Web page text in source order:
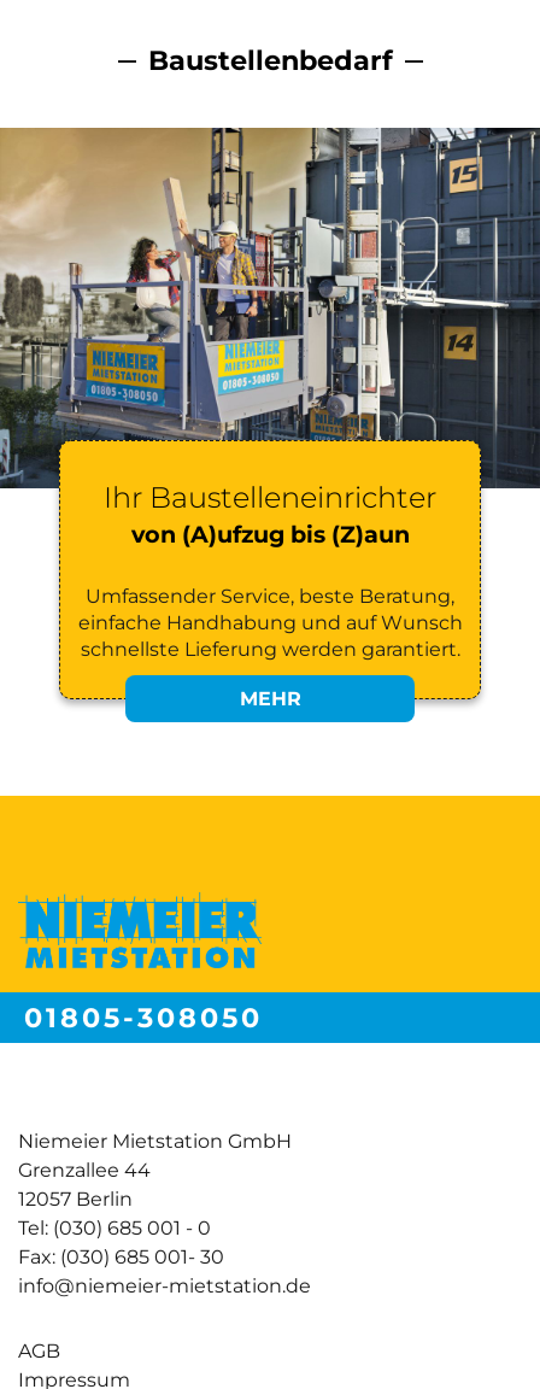
Baustellenbedarf
Ihr Baustelleneinrichter
von (A)ufzug bis (Z)aun
Umfassender Service, beste Beratung,
einfache Handhabung und auf Wunsch
schnellste Lieferung werden garantiert.
MEHR
01805-308050
Niemeier Mietstation GmbH
Grenzallee 44
12057 Berlin
Tel: (030) 685 001 - 0
Fax: (030) 685 001- 30
info@niemeier-mietstation.de
AGB
Impressum